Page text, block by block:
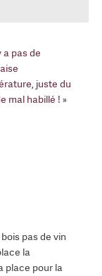
a pas de
juste du
mal habillé ! »
pas de vin
la
place pour la